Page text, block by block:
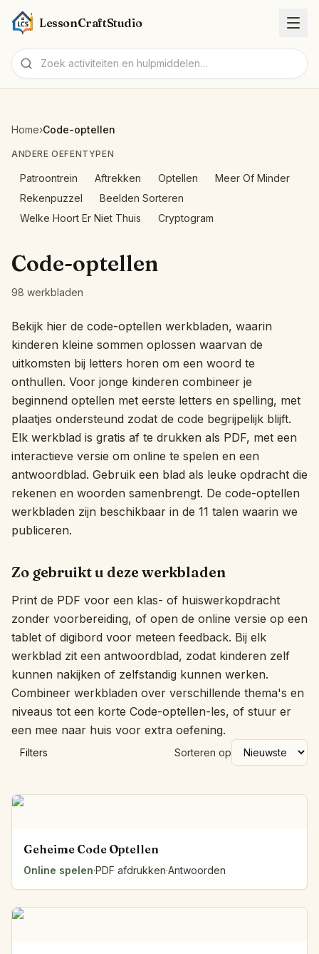
LessonCraftStudio
Activiteiten
Hulpmiddelen
Talen
Interactief
Nederlands
Inloggen
Registreren
Home›Code-optellen
ANDERE OEFENTYPEN
Patroontrein Aftrekken Optellen
Meer Of Minder
Rekenpuzzel
Beelden Sorteren
Welke Hoort Er Niet Thuis
Cryptogram
Code-optellen
98 werkbladen
Bekijk hier de code-optellen werkbladen, waarin
kinderen kleine sommen oplossen waarvan de
uitkomsten bij letters horen om een woord te
onthullen. Voor jonge kinderen combineer je
beginnend optellen met eerste letters en spelling, met
plaatjes ondersteund zodat de code begrijpelijk blijft.
Elk werkblad is gratis af te drukken als PDF, met een
interactieve versie om online te spelen en een
antwoordblad. Gebruik een blad als leuke opdracht die
rekenen en woorden samenbrengt. De code-optellen
werkbladen zijn beschikbaar in de 11 talen waarin we
publiceren.
Zo gebruikt u deze werkbladen
Print de PDF voor een klas- of huiswerkopdracht
zonder voorbereiding, of open de online versie op een
tablet of digibord voor meteen feedback. Bij elk
werkblad zit een antwoordblad, zodat kinderen zelf
kunnen nakijken of zelfstandig kunnen werken.
Combineer werkbladen over verschillende thema's en
niveaus tot een korte Code-optellen-les, of stuur er
een mee naar huis voor extra oefening.
Filters Sorteren op
Geheime Code Optellen
Online spelen·PDF afdrukken·Antwoorden